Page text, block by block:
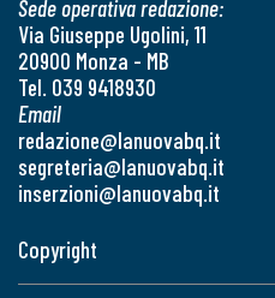
Sede operativa redazione:
Via Giuseppe Ugolini, 11
20900 Monza - MB
Tel. 039 9418930
Email
redazione@lanuovabq.it
segreteria@lanuovabq.it
inserzioni@lanuovabq.it
Copyright